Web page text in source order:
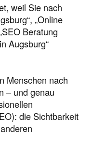
weil Sie nach
„Online
Beratung
Augsburg“
Menschen nach
– und genau
die Sichtbarkeit